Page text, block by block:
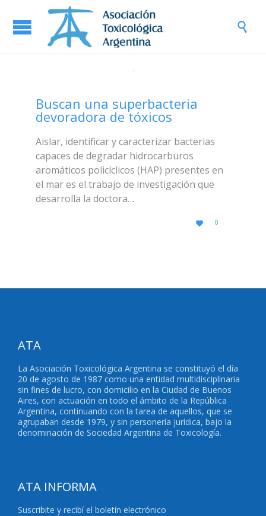

Buscan una superbacteria
devoradora de tóxicos
Aislar, identificar y caracterizar bacterias
capaces de degradar hidrocarburos
aromáticos policíclicos (HAP) presentes en
el mar es el trabajo de investigación que
desarrolla la doctora…

LOVE
IT
0
ATA
La Asociación Toxicológica Argentina se constituyó el día
20 de agosto de 1987 como una entidad multidisciplinaria
sin fines de lucro, con domicilio en la Ciudad de Buenos
Aires, con actuación en todo el ámbito de la República
Argentina, continuando con la tarea de aquellos, que se
agrupaban desde 1979, y sin personería jurídica, bajo la
denominación de Sociedad Argentina de Toxicología.
ATA INFORMA
Suscribite y recibí el boletín electrónico